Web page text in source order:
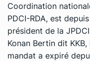
Coordination
PDCI-RDA, est
président de la
Konan Bertin dit
mandat a expiré